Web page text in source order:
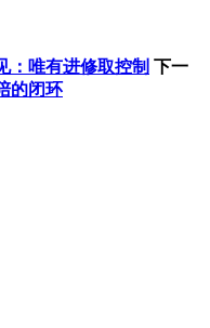
：唯有进修取控制 下一
的闭环